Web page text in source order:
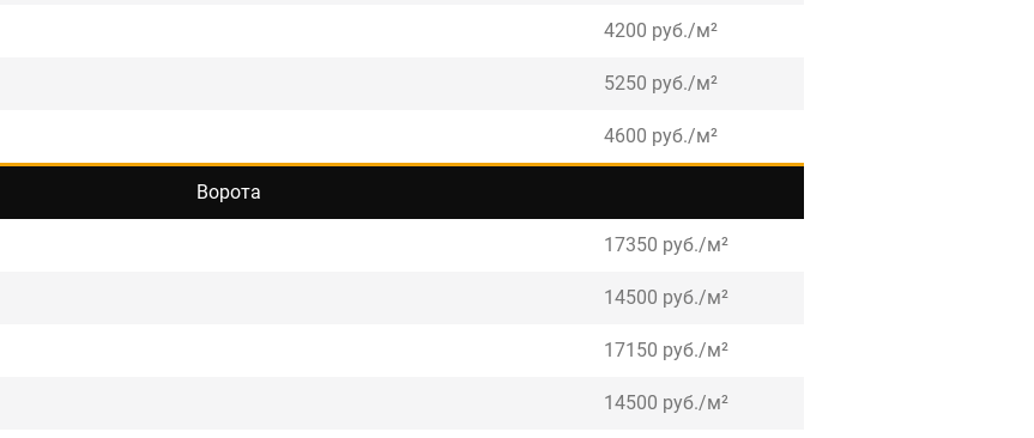
4200 руб./м²
5250 руб./м²
4600 руб./м²
Ворота
17350 руб./м²
14500 руб./м²
17150 руб./м²
14500 руб./м²